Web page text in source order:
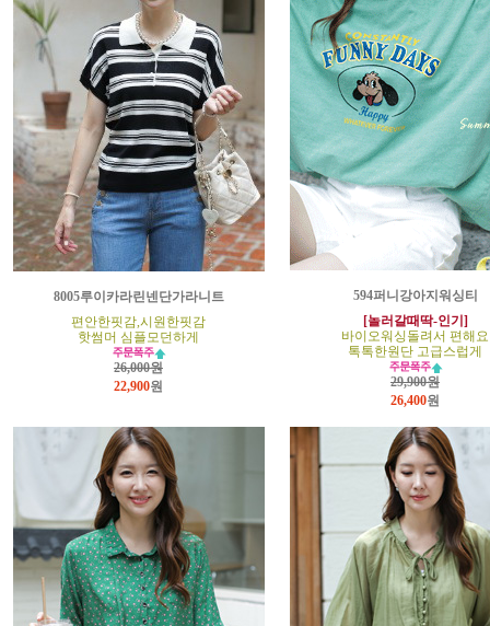
8005루이카라린넨단가라니트
편안한핏감,시원한핏감
핫썸머 심플모던하게
26,000원
22,900원
594퍼니강아지워싱티
[놀러갈때딱-인기]
바이오워싱돌려서 편해요
톡톡한원단 고급스럽게
29,900원
26,400원